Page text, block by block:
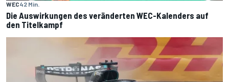
WEC42 Min.
Die Auswirkungen des veränderten WEC-Kalenders auf
den Titelkampf